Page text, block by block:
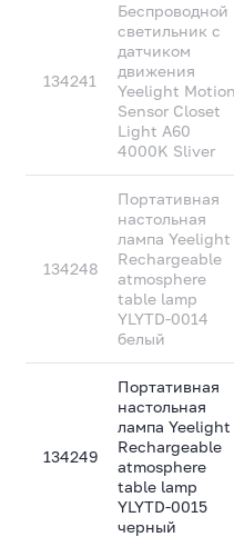
134241
Беспроводной
светильник с
датчиком
движения
Yeelight Motion
Sensor Closet
Light A60
4000K Sliver
134248
Портативная
настольная
лампа Yeelight
Rechargeable
atmosphere
table lamp
YLYTD-0014
белый
134249
Портативная
настольная
лампа Yeelight
Rechargeable
atmosphere
table lamp
YLYTD-0015
черный